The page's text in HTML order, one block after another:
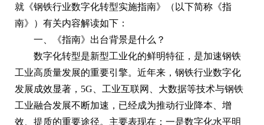
就《钢铁行业数字化转型实施指南》（以下简称《指
南》）有关内容解读如下：
一、《指南》出台背景是什么？
数字化转型是新型工业化的鲜明特征，是加速钢铁
工业高质量发展的重要引擎。近年来，钢铁行业数字化
发展成效显著，5G、工业互联网、大数据等技术与钢铁
工业融合发展不断加速，已经成为推动行业降本、增
效、提质的重要途径。主要表现在：一是数字化水平明